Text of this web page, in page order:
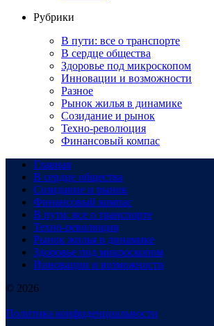
Рубрики
В пути: все о транспорте
В сердце общества
Здоровье под микроскопом
Инновации и возможности
Разное
Рынок жилья в динамике
Созидание и рынок
Техно-революция
Финансовый компас
Главная
В сердце общества
Созидание и рынок
Финансовый компас
В пути: все о транспорте
Техно-революция
Рынок жилья в динамике
Здоровье под микроскопом
Инновации и возможности
© 2026
Политика конфиденциальности